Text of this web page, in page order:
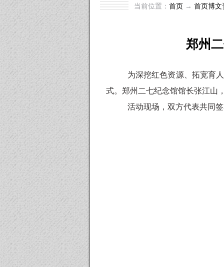
当前位置： 首页 → 首页博文
郑州
为深挖红色资源、拓宽育
式。郑州二七纪念馆馆长张江山
活动现场，双方代表共同